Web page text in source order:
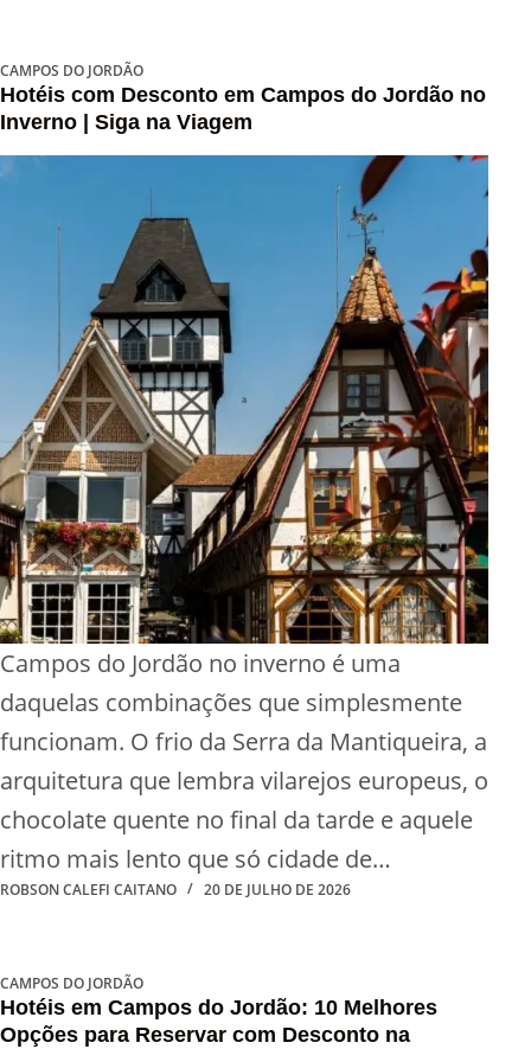
CAMPOS DO JORDÃO
Hotéis com Desconto em Campos do Jordão no
Inverno | Siga na Viagem
Campos do Jordão no inverno é uma
daquelas combinações que simplesmente
funcionam. O frio da Serra da Mantiqueira, a
arquitetura que lembra vilarejos europeus, o
chocolate quente no final da tarde e aquele
ritmo mais lento que só cidade de…
ROBSON CALEFI CAITANO 20 DE JULHO DE 2026
CAMPOS DO JORDÃO
Hotéis em Campos do Jordão: 10 Melhores
Opções para Reservar com Desconto na